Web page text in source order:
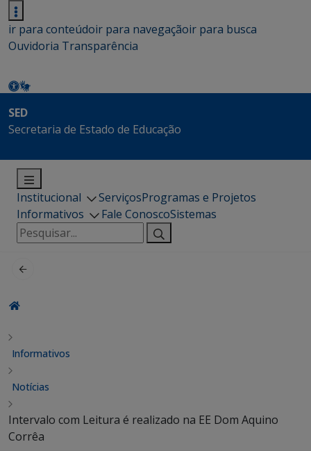
ir para conteúdoir para navegaçãoir para busca
Ouvidoria Transparência
SED
Secretaria de Estado de Educação
Institucional ServiçosProgramas e Projetos
Informativos
Fale ConoscoSistemas
Pesquisar
por:
Informativos
Notícias
Intervalo com Leitura é realizado na EE Dom Aquino
Corrêa